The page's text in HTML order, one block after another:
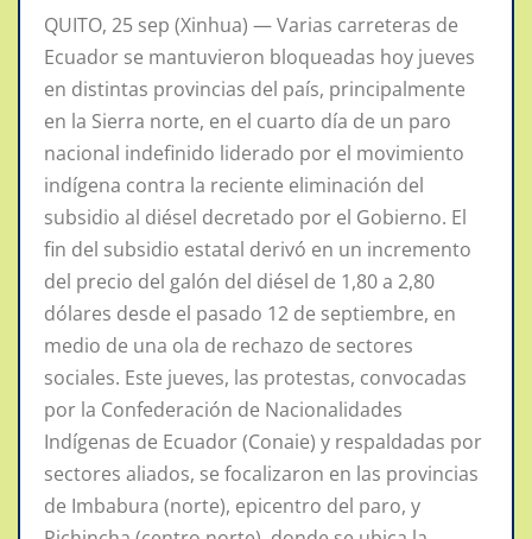
QUITO, 25 sep (Xinhua) — Varias carreteras de
Ecuador se mantuvieron bloqueadas hoy jueves
en distintas provincias del país, principalmente
en la Sierra norte, en el cuarto día de un paro
nacional indefinido liderado por el movimiento
indígena contra la reciente eliminación del
subsidio al diésel decretado por el Gobierno. El
fin del subsidio estatal derivó en un incremento
del precio del galón del diésel de 1,80 a 2,80
dólares desde el pasado 12 de septiembre, en
medio de una ola de rechazo de sectores
sociales. Este jueves, las protestas, convocadas
por la Confederación de Nacionalidades
Indígenas de Ecuador (Conaie) y respaldadas por
sectores aliados, se focalizaron en las provincias
de Imbabura (norte), epicentro del paro, y